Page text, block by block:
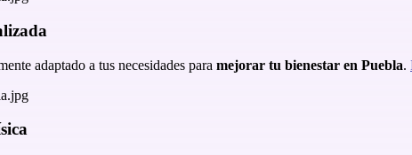
adaptado a tus necesidades para mejorar tu bienestar en Puebla.